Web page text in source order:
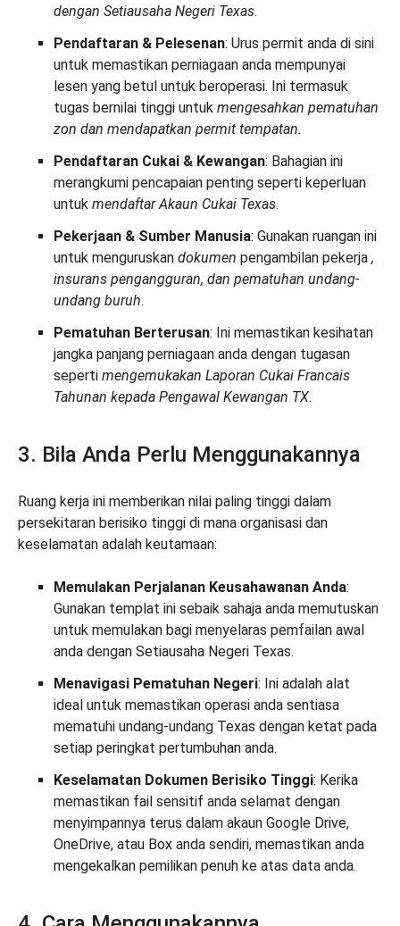
dengan Setiausaha Negeri Texas.
Pendaftaran & Pelesenan: Urus permit anda di sini
untuk memastikan perniagaan anda mempunyai
lesen yang betul untuk beroperasi. Ini termasuk
tugas bernilai tinggi untuk mengesahkan pematuhan
zon dan mendapatkan permit tempatan.
Pendaftaran Cukai & Kewangan: Bahagian ini
merangkumi pencapaian penting seperti keperluan
untuk mendaftar Akaun Cukai Texas.
Pekerjaan & Sumber Manusia: Gunakan ruangan ini
untuk menguruskan dokumen pengambilan pekerja ,
insurans pengangguran, dan pematuhan undang-
undang buruh.
Pematuhan Berterusan: Ini memastikan kesihatan
jangka panjang perniagaan anda dengan tugasan
seperti mengemukakan Laporan Cukai Francais
Tahunan kepada Pengawal Kewangan TX.
3. Bila Anda Perlu Menggunakannya
Ruang kerja ini memberikan nilai paling tinggi dalam
persekitaran berisiko tinggi di mana organisasi dan
keselamatan adalah keutamaan:
Memulakan Perjalanan Keusahawanan Anda:
Gunakan templat ini sebaik sahaja anda memutuskan
untuk memulakan bagi menyelaras pemfailan awal
anda dengan Setiausaha Negeri Texas.
Menavigasi Pematuhan Negeri: Ini adalah alat
ideal untuk memastikan operasi anda sentiasa
mematuhi undang-undang Texas dengan ketat pada
setiap peringkat pertumbuhan anda.
Keselamatan Dokumen Berisiko Tinggi: Kerika
memastikan fail sensitif anda selamat dengan
menyimpannya terus dalam akaun Google Drive,
OneDrive, atau Box anda sendiri, memastikan anda
mengekalkan pemilikan penuh ke atas data anda.